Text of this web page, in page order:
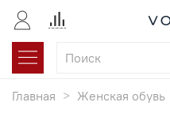
Главная Женская обувь